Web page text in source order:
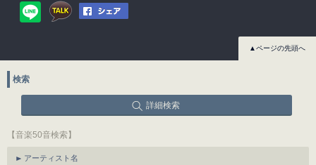
▲ページの先頭へ
検索
詳細検索
【音楽50音検索】
アーティスト名